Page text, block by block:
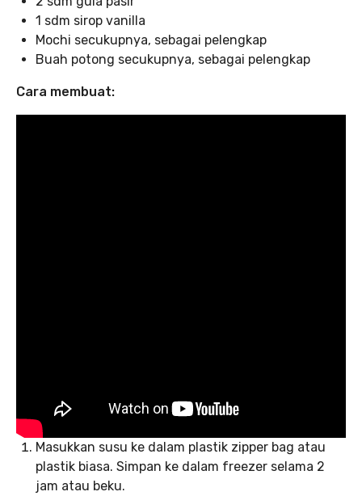
1 sdm sirop vanilla
Mochi secukupnya, sebagai pelengkap
Buah potong secukupnya, sebagai pelengkap
Cara membuat:
Masukkan susu ke dalam plastik zipper bag atau
plastik biasa. Simpan ke dalam freezer selama 2
jam atau beku.